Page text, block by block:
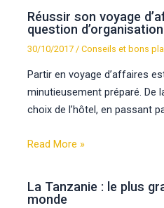
Réussir son voyage
question d’organisation
30/10/2017 /Conseils et bons
Partir en voyage d’affaires
minutieusement préparé. De
choix de l’hôtel, en passant
Read More »
La Tanzanie : le plus
monde